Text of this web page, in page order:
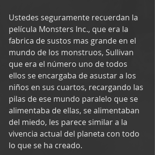
Ustedes seguramente recuerdan la
película Monsters Inc., que era la
fabrica de sustos mas grande en el
mundo de los monstruos, Sullivan
que era el número uno de todos
ellos se encargaba de asustar a los
niños en sus cuartos, recargando las
pilas de ese mundo paralelo que se
alimentaba de ellas, se alimentaban
del miedo, les parece similar a la
vivencia actual del planeta con todo
lo que se ha creado.